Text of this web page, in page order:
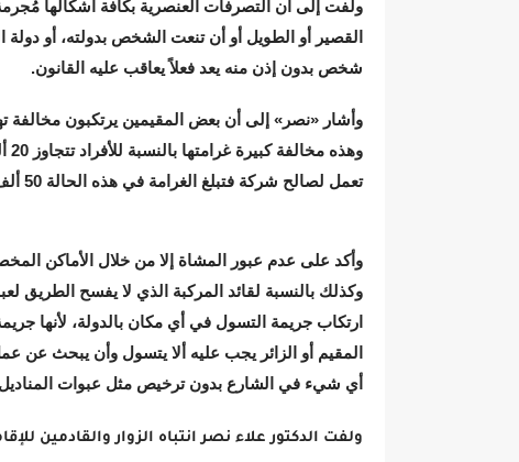
ولفت إلى أن التصرفات العنصرية بكافة أشكالها
القصير أو الطويل أو أن تنعت الشخص بدولته، أو
شخص بدون إذن منه يعد فعلاً يعاقب عليه القانون.
وأشار «نصر» إلى أن بعض المقيمين يرتكبون مخالفة
تعمل لصالح شركة فتبلغ الغرامة في هذه الحالة 50 ألف درهم.
وأكد على عدم عبور المشاة إلا من خلال الأماكن
وكذلك بالنسبة لقائد المركبة الذي لا يفسح الطريق
ارتكاب جريمة التسول في أي مكان بالدولة، لأنها
المقيم أو الزائر يجب عليه ألا يتسول وأن يبحث عن
أي شيء في الشارع بدون ترخيص مثل عبوات المناديل
ولفت الدكتور علاء نصر انتباه الزوار والقادمين